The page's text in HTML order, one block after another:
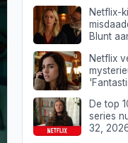
Netflix-
Blunt
Netflix
De top
series
32,